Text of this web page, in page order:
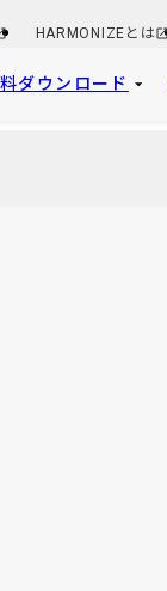
HARMONIZEとは
ダウンロード